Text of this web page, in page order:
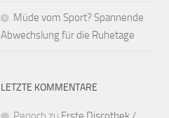
Müde vom Sport? Spannende
Abwechslung für die Ruhetage
LETZTE KOMMENTARE